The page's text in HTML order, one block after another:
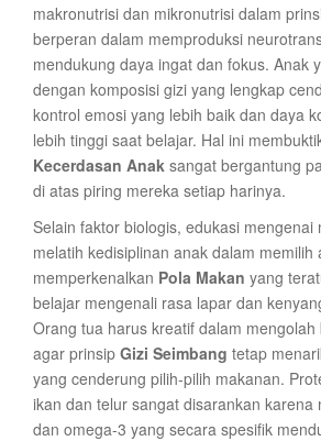
makronutrisi dan mikronutrisi dalam
berperan dalam memproduksi
mendukung daya ingat dan fokus. Anak
dengan komposisi gizi yang lengkap
kontrol emosi yang lebih baik dan daya
lebih tinggi saat belajar. Hal ini
Kecerdasan Anak sangat bergantung
di atas piring mereka setiap harinya.
Selain faktor biologis, edukasi
melatih kedisiplinan anak dalam memilih
memperkenalkan Pola Makan yang
belajar mengenali rasa lapar dan
Orang tua harus kreatif dalam mengolah
agar prinsip Gizi Seimbang tetap
yang cenderung pilih-pilih makanan.
ikan dan telur sangat disarankan karena
dan omega-3 yang secara spesifik